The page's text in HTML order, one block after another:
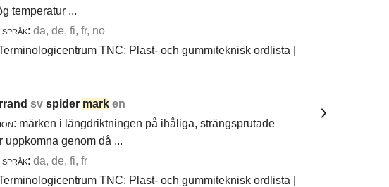
temperatur ...
da, de, fi, fr, no
TNC: Plast- och gummiteknisk ordlista |
sv spider mark en
märken i längdriktningen på ihåliga, strängsprutade
uppkomna genom då ...
da, de, fi, fr
TNC: Plast- och gummiteknisk ordlista |